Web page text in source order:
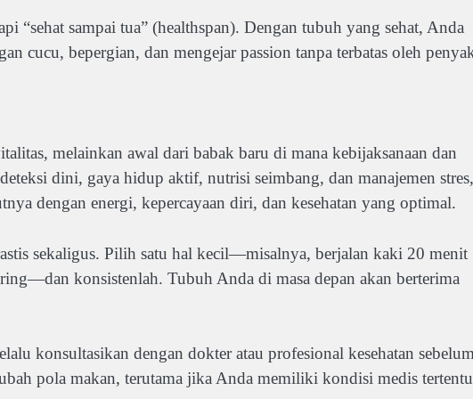
“sehat sampai tua” (healthspan). Dengan tubuh yang sehat, Anda
cucu, bepergian, dan mengejar passion tanpa terbatas oleh
melainkan awal dari babak baru di mana kebijaksanaan dan
dini, gaya hidup aktif, nutrisi seimbang, dan manajemen stres,
dengan energi, kepercayaan diri, dan kesehatan yang optimal.
sekaligus. Pilih satu hal kecil—misalnya, berjalan kaki 20 menit
konsistenlah. Tubuh Anda di masa depan akan berterima
konsultasikan dengan dokter atau profesional kesehatan
pola makan, terutama jika Anda memiliki kondisi medis